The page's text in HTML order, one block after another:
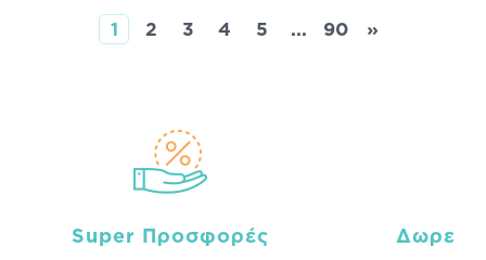
1 2 3 4 5 ... 90 »
Super Προσφορές Δωρεάν